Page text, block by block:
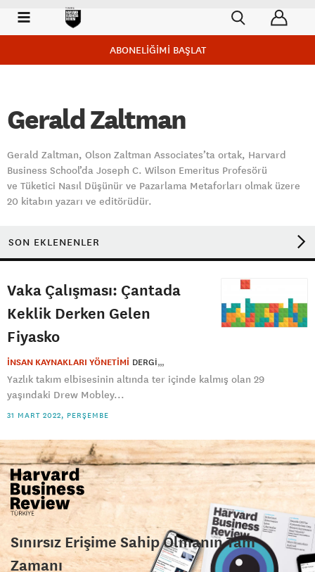
ABONELİĞİMİ BAŞLAT
Gerald Zaltman
Gerald Zaltman, Olson Zaltman Associates’ta ortak, Harvard
Business School’da Joseph C. Wilson Emeritus Profesörü
ve Tüketici Nasıl Düşünür ve Pazarlama Metaforları olmak üzere
20 kitabın yazarı ve editörüdür.
SON EKLENENLER
Vaka Çalışması: Çantada
Keklik Derken Gelen
Fiyasko
İNSAN KAYNAKLARI YÖNETİMİ DERGI
Yazlık takım elbisesinin altında ter içinde kalmış olan 29
yaşındaki Drew Mobley...
31 MART 2022, PERŞEMBE
Sınırsız Erişime Sahip Olmanın Tam
Zamanı